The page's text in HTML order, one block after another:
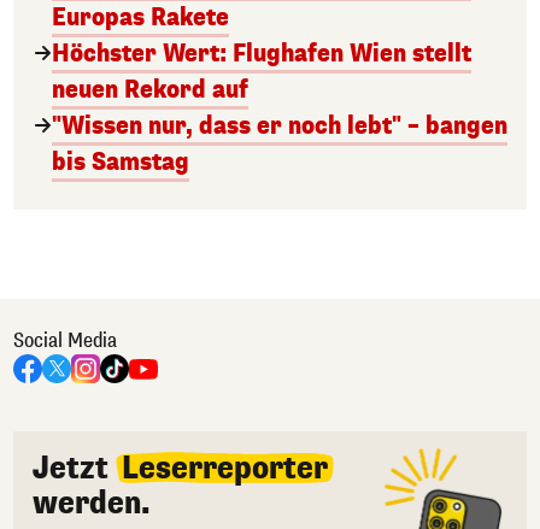
Europas Rakete
Höchster Wert: Flughafen Wien stellt
neuen Rekord auf
"Wissen nur, dass er noch lebt" – bangen
bis Samstag
Social Media
Jetzt Leserreporter
werden.